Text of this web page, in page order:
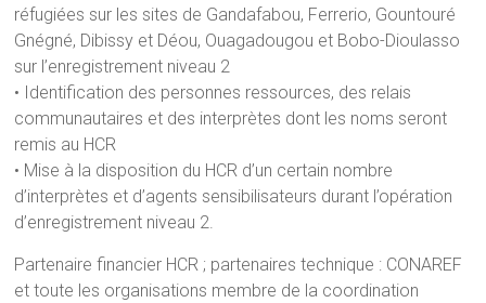
réfugiées sur les sites de Gandafabou, Ferrerio, Gountouré
Gnégné, Dibissy et Déou, Ouagadougou et Bobo-Dioulasso
sur l’enregistrement niveau 2
• Identification des personnes ressources, des relais
communautaires et des interprètes dont les noms seront
remis au HCR
• Mise à la disposition du HCR d’un certain nombre
d’interprètes et d’agents sensibilisateurs durant l’opération
d’enregistrement niveau 2.
Partenaire financier HCR ; partenaires technique : CONAREF
et toute les organisations membre de la coordination